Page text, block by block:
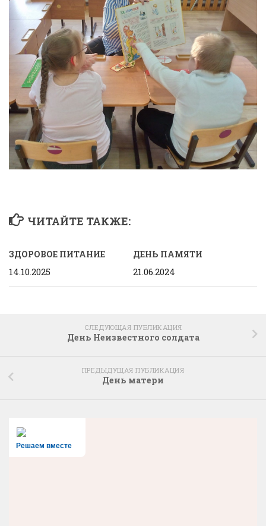
ЧИТАЙТЕ ТАКЖЕ:
ЗДОРОВОЕ ПИТАНИЕ
14.10.2025
ДЕНЬ ПАМЯТИ
21.06.2024
СЛЕДУЮЩАЯ ПУБЛИКАЦИЯ
День Неизвестного солдата
ПРЕДЫДУЩАЯ ПУБЛИКАЦИЯ
День матери
Решаем вместе